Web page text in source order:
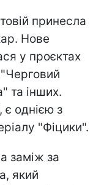
принесла
Нове
у проєктах
та інших.
є однією з
"Фіцики".
заміж за
який